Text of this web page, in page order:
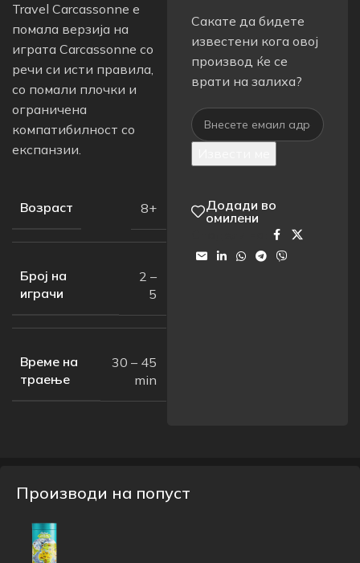
Travel Carcassonne е
помала верзија на
играта Carcassonne со
речи си исти правила,
со помали плочки и
ограничена
компатибилност со
експанзии.
Возраст 8+
Број на
играчи
2 –
5
Време на
траење
30 – 45
min
Сакате да бидете
известени кога овој
производ ќе се
врати на залиха?
Додади во
омилени
Производи на попуст